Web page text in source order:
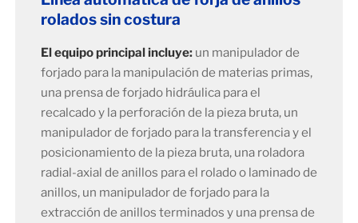
rolados sin costura
El equipo principal incluye:un manipulador de
forjado para la manipulación de materias primas,
una prensa de forjado hidráulica para el
recalcado y la perforación de la pieza bruta, un
manipulador de forjado para la transferencia y el
posicionamiento de la pieza bruta, una roladora
radial-axial de anillos para el rolado o laminado de
anillos, un manipulador de forjado para la
extracción de anillos terminados y una prensa de